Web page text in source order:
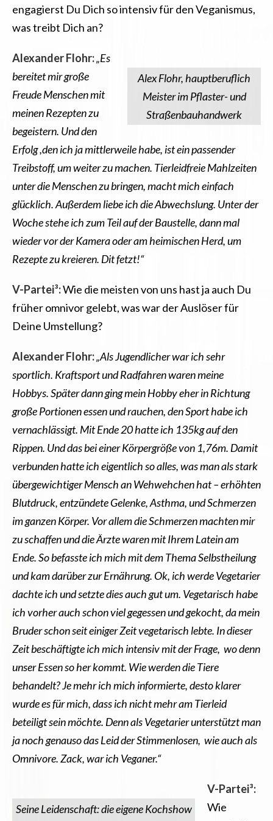
engagierst Du Dich so intensiv für den Veganismus,
was treibt Dich an?
Alex Flohr, hauptberuflich
Meister im Pflaster- und
Straßenbauhandwerk
Alexander Flohr:„Es
bereitet mir große
Freude Menschen mit
meinen Rezepten zu
begeistern. Und den
Erfolg ,den ich ja mittlerweile habe, ist ein passender
Treibstoff, um weiter zu machen. Tierleidfreie Mahlzeiten
unter die Menschen zu bringen, macht mich einfach
glücklich. Außerdem liebe ich die Abwechslung. Unter der
Woche stehe ich zum Teil auf der Baustelle, dann mal
wieder vor der Kamera oder am heimischen Herd, um
Rezepte zu kreieren. Dit fetzt!“
V-Partei³:Wie die meisten von uns hast ja auch Du
früher omnivor gelebt, was war der Auslöser für
Deine Umstellung?
Alexander Flohr:„Als Jugendlicher war ich sehr
sportlich. Kraftsport und Radfahren waren meine
Hobbys. Später dann ging mein Hobby eher in Richtung
große Portionen essen und rauchen, den Sport habe ich
vernachlässigt. Mit Ende 20 hatte ich 135kg auf den
Rippen. Und das bei einer Körpergröße von 1,76m. Damit
verbunden hatte ich eigentlich so alles, was man als stark
übergewichtiger Mensch an Wehwehchen hat – erhöhten
Blutdruck, entzündete Gelenke, Asthma, und Schmerzen
im ganzen Körper. Vor allem die Schmerzen machten mir
zu schaffen und die Ärzte waren mit Ihrem Latein am
Ende. So befasste ich mich mit dem Thema Selbstheilung
und kam darüber zur Ernährung. Ok, ich werde Vegetarier
dachte ich und setzte dies auch gut um. Vegetarisch habe
ich vorher auch schon viel gegessen und gekocht, da mein
Bruder schon seit einiger Zeit vegetarisch lebte. In dieser
Zeit beschäftigte ich mich intensiv mit der Frage, wo denn
unser Essen so her kommt. Wie werden die Tiere
behandelt? Je mehr ich mich informierte, desto klarer
wurde es für mich, dass ich nicht mehr am Tierleid
beteiligt sein möchte. Denn als Vegetarier unterstützt man
ja noch genauso das Leid der Stimmenlosen, wie auch als
Omnivore. Zack, war ich Veganer.“
Seine Leidenschaft: die eigene Kochshow
V-Partei³:
Wie